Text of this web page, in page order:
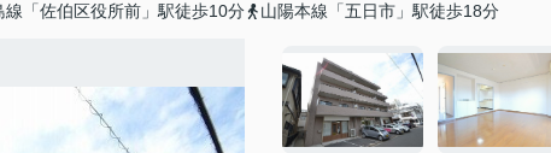
線「佐伯区役所前」駅徒歩10分 山陽本線「五日市」駅徒歩18分